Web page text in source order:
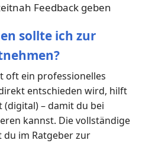
Feedback geben
sollte ich zur
oft ein professionelles
entschieden wird, hilft
(digital) – damit du bei
kannst. Die vollständige
im Ratgeber zur